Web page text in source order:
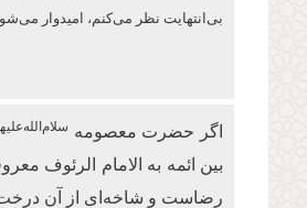
بی‌انتهایت نظر می‌کنم، امیدوار
اگر حضرت معصومه
بین ائمه به الامام الرئوف
رضاست و شاخه‌ای از آن